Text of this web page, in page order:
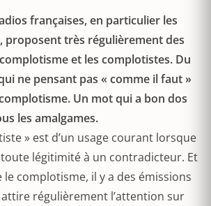
françaises, en particulier les
proposent très régulièrement des
et les complotistes. Du
ne pensant pas « comme il faut »
Un mot qui a bon dos
les amalgames.
» est d’un usage courant lorsque
toute légitimité à un contradicteur. Et
le complotisme, il y a des émissions
attire régulièrement l’attention sur